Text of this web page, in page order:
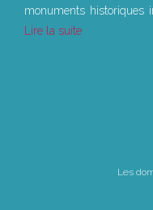
monuments historiques
Lire la suite
Les